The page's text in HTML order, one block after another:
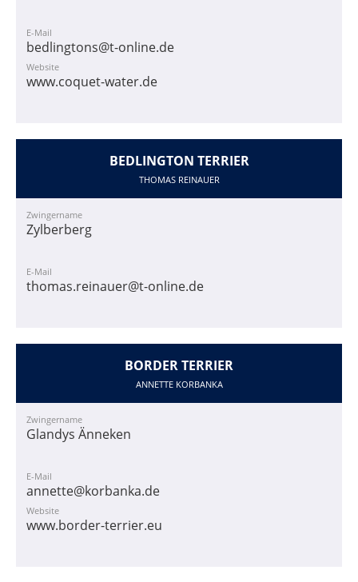
E-Mail
bedlingtons@t-online.de
Website
www.coquet-water.de
BEDLINGTON TERRIER
THOMAS REINAUER
Zwingername
Zylberberg
E-Mail
thomas.reinauer@t-online.de
BORDER TERRIER
ANNETTE KORBANKA
Zwingername
Glandys Änneken
E-Mail
annette@korbanka.de
Website
www.border-terrier.eu